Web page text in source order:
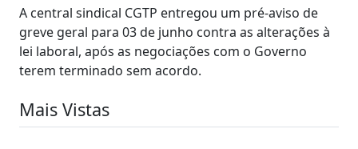
A central sindical CGTP entregou um pré-aviso de
greve geral para 03 de junho contra as alterações à
lei laboral, após as negociações com o Governo
terem terminado sem acordo.
Mais Vistas